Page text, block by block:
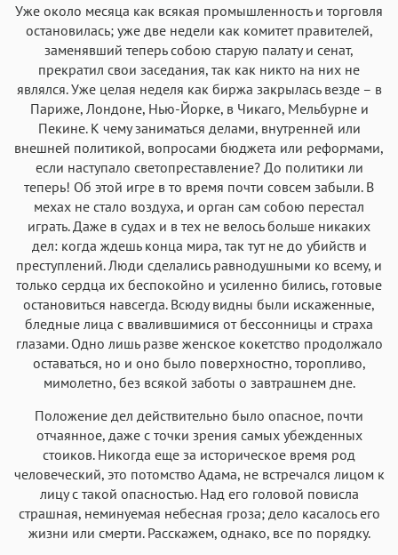
Уже около месяца как всякая промышленность и торговля
остановилась; уже две недели как комитет правителей,
заменявший теперь собою старую палату и сенат,
прекратил свои заседания, так как никто на них не
являлся. Уже целая неделя как биржа закрылась везде – в
Париже, Лондоне, Нью-Йорке, в Чикаго, Мельбурне и
Пекине. К чему заниматься делами, внутренней или
внешней политикой, вопросами бюджета или реформами,
если наступало светопреставление? До политики ли
теперь! Об этой игре в то время почти совсем забыли. В
мехах не стало воздуха, и орган сам собою перестал
играть. Даже в судах и в тех не велось больше никаких
дел: когда ждешь конца мира, так тут не до убийств и
преступлений. Люди сделались равнодушными ко всему, и
только сердца их беспокойно и усиленно бились, готовые
остановиться навсегда. Всюду видны были искаженные,
бледные лица с ввалившимися от бессонницы и страха
глазами. Одно лишь разве женское кокетство продолжало
оставаться, но и оно было поверхностно, торопливо,
мимолетно, без всякой заботы о завтрашнем дне.
Положение дел действительно было опасное, почти
отчаянное, даже с точки зрения самых убежденных
стоиков. Никогда еще за историческое время род
человеческий, это потомство Адама, не встречался лицом к
лицу с такой опасностью. Над его головой повисла
страшная, неминуемая небесная гроза; дело касалось его
жизни или смерти. Расскажем, однако, все по порядку.